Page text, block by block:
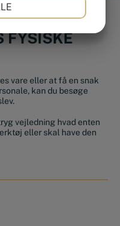
FYSISKE
vare eller at få en snak
kan du besøge
vejledning hvad enten
eller skal have den
STATISTIK